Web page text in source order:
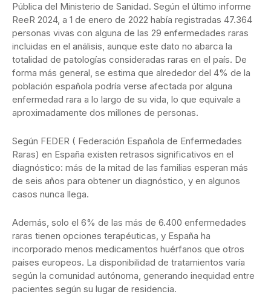
Pública del Ministerio de Sanidad. Según el último informe
ReeR 2024, a 1 de enero de 2022 había registradas 47.364
personas vivas con alguna de las 29 enfermedades raras
incluidas en el análisis, aunque este dato no abarca la
totalidad de patologías consideradas raras en el país. De
forma más general, se estima que alrededor del 4% de la
población española podría verse afectada por alguna
enfermedad rara a lo largo de su vida, lo que equivale a
aproximadamente dos millones de personas.
Según FEDER ( Federación Española de Enfermedades
Raras) en España existen retrasos significativos en el
diagnóstico: más de la mitad de las familias esperan más
de seis años para obtener un diagnóstico, y en algunos
casos nunca llega.
Además, solo el 6% de las más de 6.400 enfermedades
raras tienen opciones terapéuticas, y España ha
incorporado menos medicamentos huérfanos que otros
países europeos. La disponibilidad de tratamientos varía
según la comunidad autónoma, generando inequidad entre
pacientes según su lugar de residencia.